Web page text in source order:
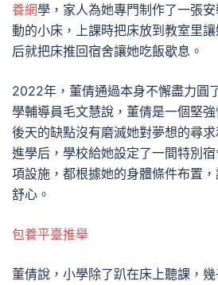
養網學，家人為她專門制作了一張
動的小床，上課時把床放到教室里
后就把床推回宿舍讓她吃飯歇息。
2022年，董倩通過本身不懈盡力圓
學輔導員毛文慧說，董倩是一個堅
後天的缺點沒有磨滅她對夢想的尋
進學后，學校給她設定了一間特別
項設施，都根據她的身體條件布置
舒心。
包養平臺推舉
董倩說，小學除了趴在床上聽課，